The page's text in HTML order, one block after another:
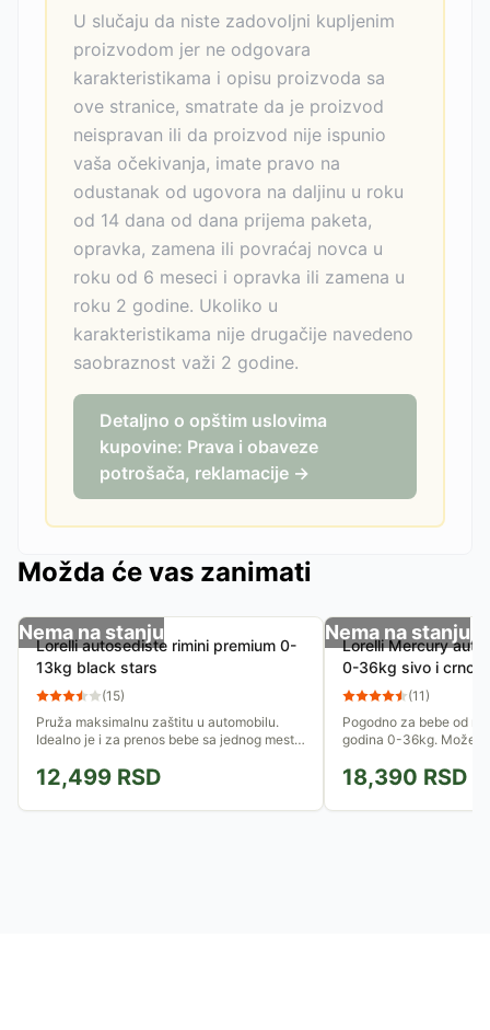
U slučaju da niste zadovoljni kupljenim
proizvodom jer ne odgovara
karakteristikama i opisu proizvoda sa
ove stranice, smatrate da je proizvod
neispravan ili da proizvod nije ispunio
vaša očekivanja, imate pravo na
odustanak od ugovora na daljinu u roku
od 14 dana od dana prijema paketa,
opravka, zamena ili povraćaj novca u
roku od 6 meseci i opravka ili zamena u
roku 2 godine. Ukoliko u
karakteristikama nije drugačije navedeno
saobraznost važi 2 godine.
Detaljno o opštim uslovima
kupovine: Prava i obaveze
potrošača, reklamacije →
Možda će vas zanimati
Nema na stanju
Lorelli autosediste rimini premium 0-
13kg black stars
(15)
Pruža maksimalnu zaštitu u automobilu.
Idealno je i za prenos bebe sa jednog mesta
oblog dizajna....
12,499 RSD
Nema na stanju
Lorelli Mercury
0-36kg sivo i crno
(11)
Pogodno za bebe od
godina 0-36kg. Može
18kg. Pruža
18,390 RSD